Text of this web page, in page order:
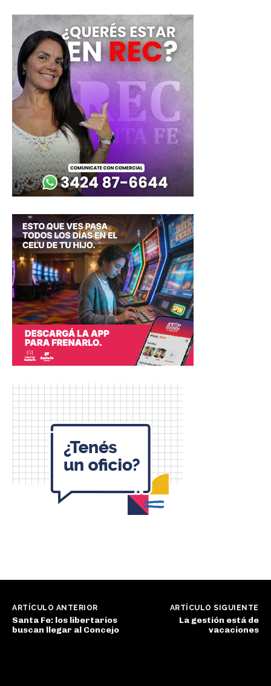
ARTÍCULO ANTERIOR
Santa Fe: los libertarios
buscan llegar al Concejo
ARTÍCULO SIGUIENTE
La gestión está de
vacaciones